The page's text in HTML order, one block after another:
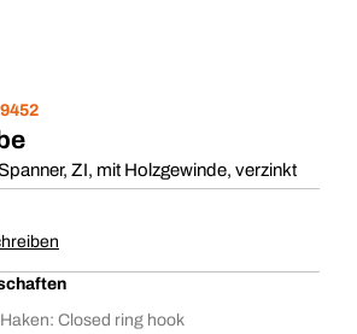
ZI, mit Holzgewinde, verzinkt
Closed ring hook